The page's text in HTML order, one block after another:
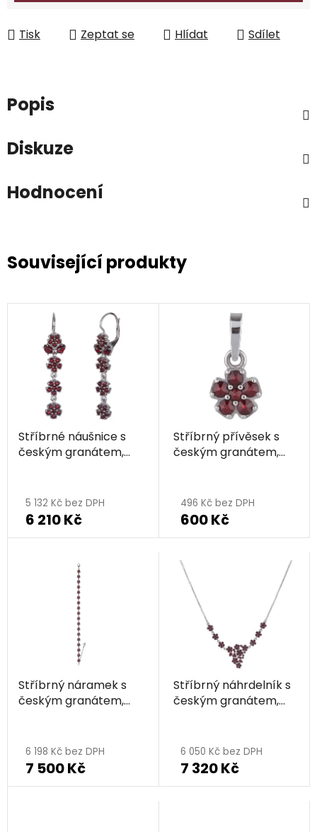
Tisk Zeptat se Hlídat Sdílet
Popis
Diskuze
Hodnocení
Související produkty
Stříbrné náušnice s
českým granátem,
5 132 Kč bez DPH
6 210 Kč
Stříbrný přívěsek s
českým granátem,
hodnocení
produktu
je
5,0
hvězdiček.
496 Kč bez DPH
600 Kč
Stříbrný náramek s
českým granátem,
6 198 Kč bez DPH
7 500 Kč
Stříbrný náhrdelník s
českým granátem,
hodnocení
produktu
je
6 050 Kč bez DPH
7 320 Kč